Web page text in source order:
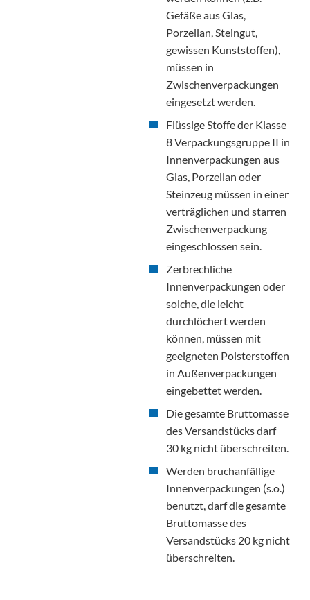
Gefäße aus Glas,
Porzellan, Steingut,
gewissen Kunststoffen),
müssen in
Zwischenverpackungen
eingesetzt werden.
Flüssige Stoffe der Klasse
8 Verpackungsgruppe II in
Innenverpackungen aus
Glas, Porzellan oder
Steinzeug müssen in einer
verträglichen und starren
Zwischenverpackung
eingeschlossen sein.
Zerbrechliche
Innenverpackungen oder
solche, die leicht
durchlöchert werden
können, müssen mit
geeigneten Polsterstoffen
in Außenverpackungen
eingebettet werden.
Die gesamte Bruttomasse
des Versandstücks darf
30 kg nicht überschreiten.
Werden bruchanfällige
Innenverpackungen (s.o.)
benutzt, darf die gesamte
Bruttomasse des
Versandstücks 20 kg nicht
überschreiten.